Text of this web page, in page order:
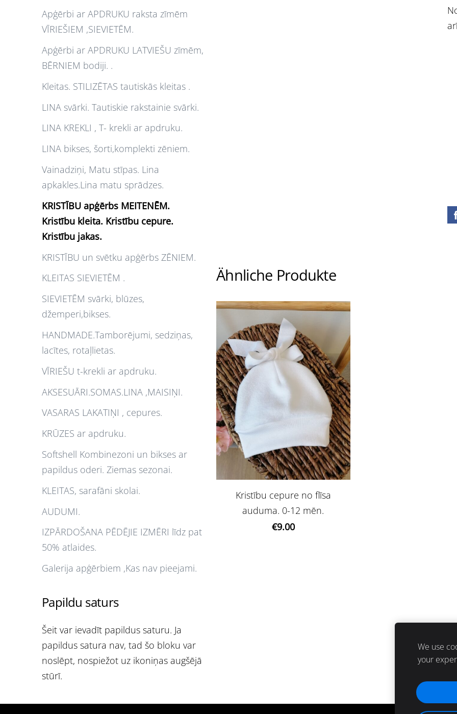
Apģērbi ar APDRUKU raksta zīmēm
VĪRIEŠIEM ,SIEVIETĒM.
Apģērbi ar APDRUKU LATVIEŠU zīmēm,
BĒRNIEM bodiji. .
Kleitas. STILIZĒTAS tautiskās kleitas .
LINA svārki. Tautiskie rakstainie svārki.
LINA KREKLI , T- krekli ar apdruku.
LINA bikses, šorti,komplekti zēniem.
Vainadziņi, Matu stīpas. Lina
apkakles.Lina matu sprādzes.
KRISTĪBU apģērbs MEITENĒM.
Kristību kleita. Kristību cepure.
Kristību jakas.
KRISTĪBU un svētku apģērbs ZĒNIEM.
KLEITAS SIEVIETĒM .
SIEVIETĒM svārki, blūzes,
džemperi,bikses.
HANDMADE.Tamborējumi, sedziņas,
lacītes, rotaļlietas.
VĪRIEŠU t-krekli ar apdruku.
AKSESUĀRI.SOMAS.LINA ,MAISIŅI.
VASARAS LAKATIŅI , cepures.
KRŪZES ar apdruku.
Softshell Kombinezoni un bikses ar
papildus oderi. Ziemas sezonai.
KLEITAS, sarafāni skolai.
AUDUMI.
IZPĀRDOŠANA PĒDĒJIE IZMĒRI līdz pat
50% atlaides.
Galerija apģērbiem ,Kas nav pieejami.
Papildu saturs
Šeit var ievadīt papildus saturu. Ja
papildus satura nav, tad šo bloku var
noslēpt, nospiežot uz ikoniņas augšējā
stūrī.
Ähnliche Produkte
Kristību cepure no flīsa
auduma. 0-12 mēn.
€9.00
We use
your